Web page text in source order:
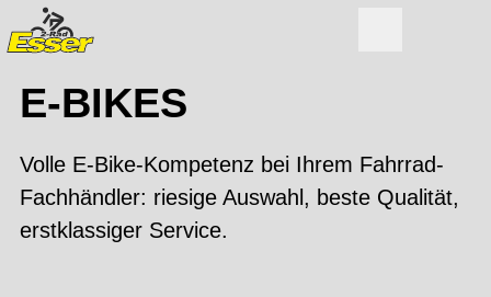
E-BIKES
Volle E-Bike-Kompetenz bei Ihrem Fahrrad-
Fachhändler: riesige Auswahl, beste Qualität,
erstklassiger Service.